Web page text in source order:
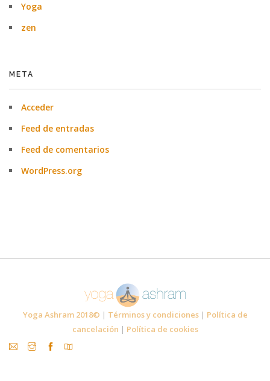
Yoga
zen
META
Acceder
Feed de entradas
Feed de comentarios
WordPress.org
Yoga Ashram 2018© | Términos y condiciones| Política de
cancelación | Política de cookies